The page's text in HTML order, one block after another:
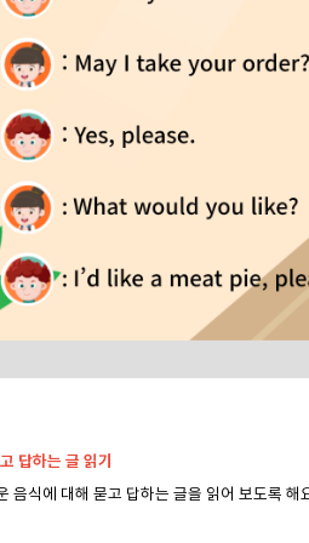
답하는 글 읽기
음식에 대해 묻고 답하는 글을 읽어 보도록 해